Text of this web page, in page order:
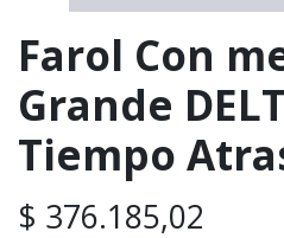
Farol Con
Grande
Tiempo
$ 376.185,02